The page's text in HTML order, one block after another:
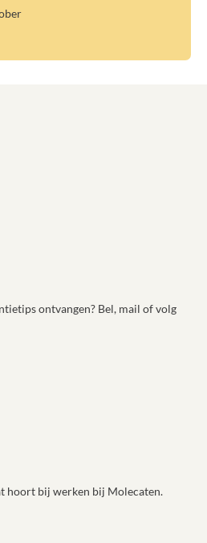
ontvangen? Bel, mail of volg
hoort bij werken bij Molecaten.